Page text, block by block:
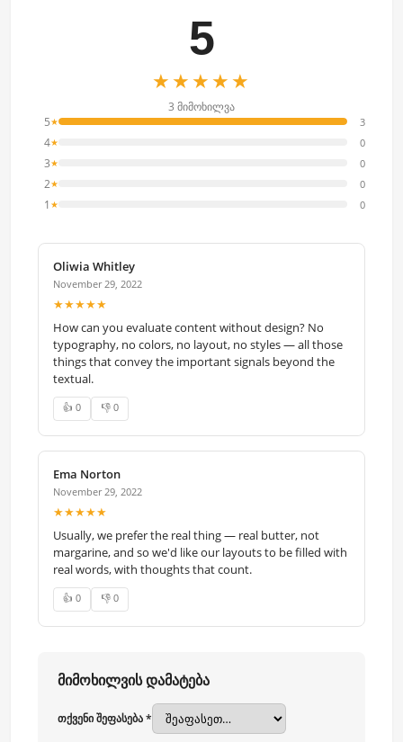
5
★★★★★
3 მიმოხილვა
5★ 3
4★ 0
3★ 0
2★ 0
1 ★ 0
Oliwia Whitley
November 29, 2022
★★★★★
How can you evaluate content without design? No
typography, no colors, no layout, no styles — all those
things that convey the important signals beyond the
textual.
👍 0 👎 0
Ema Norton
November 29, 2022
★★★★★
Usually, we prefer the real thing — real butter, not
margarine, and so we'd like our layouts to be filled with
real words, with thoughts that count.
👍 0 👎 0
მიმოხილვის დამატება
თქვენი შეფასება *